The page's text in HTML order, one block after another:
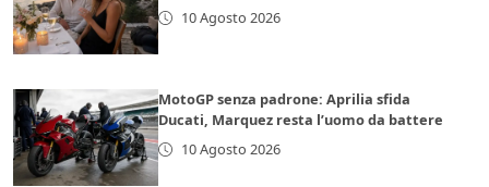
10 Agosto 2026
MotoGP senza padrone: Aprilia sfida
Ducati, Marquez resta l’uomo da battere
10 Agosto 2026